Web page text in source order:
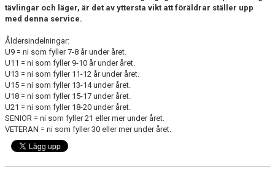
tävlingar och läger, är det av yttersta vikt att föräldrar ställer upp
med denna service.
Åldersindelningar:
U9 = ni som fyller 7-8 år under året.
U11 = ni som fyller 9-10 år under året.
U13 = ni som fyller 11-12 år under året.
U15 = ni som fyller 13-14 under året.
U18 = ni som fyller 15-17 under året.
U21 = ni som fyller 18-20 under året.
SENIOR = ni som fyller 21 eller mer under året.
VETERAN = ni som fyller 30 eller mer under året.